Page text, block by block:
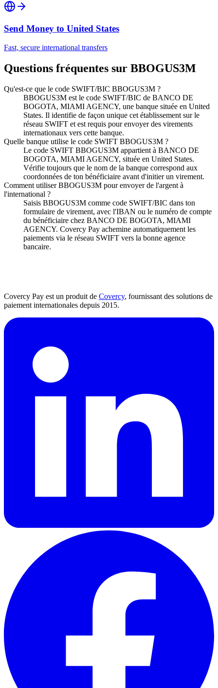
Send Money to United States
Fast, secure international transfers
Questions fréquentes sur BBOGUS3M
Qu'est-ce que le code SWIFT/BIC BBOGUS3M ?
BBOGUS3M est le code SWIFT/BIC de BANCO DE
BOGOTA, MIAMI AGENCY, une banque située en United
States. Il identifie de façon unique cet établissement sur le
réseau SWIFT et est requis pour envoyer des virements
internationaux vers cette banque.
Quelle banque utilise le code SWIFT BBOGUS3M ?
Le code SWIFT BBOGUS3M appartient à BANCO DE
BOGOTA, MIAMI AGENCY, située en United States.
Vérifie toujours que le nom de la banque correspond aux
coordonnées de ton bénéficiaire avant d'initier un virement.
Comment utiliser BBOGUS3M pour envoyer de l'argent à
l'international ?
Saisis BBOGUS3M comme code SWIFT/BIC dans ton
formulaire de virement, avec l'IBAN ou le numéro de compte
du bénéficiaire chez BANCO DE BOGOTA, MIAMI
AGENCY. Covercy Pay achemine automatiquement les
paiements via le réseau SWIFT vers la bonne agence
bancaire.
Covercy Pay est un produit de Covercy, fournissant des solutions de
paiement internationales depuis 2015.